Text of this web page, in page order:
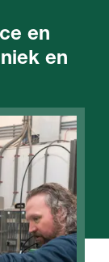
en
en